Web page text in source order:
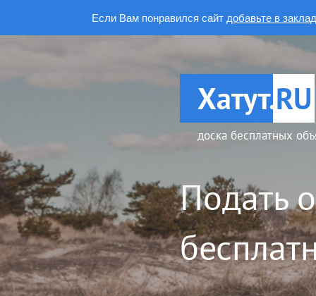
Если Вам понравился сайт добавьте в
Хатут.RU
доска бесплатных
Подать